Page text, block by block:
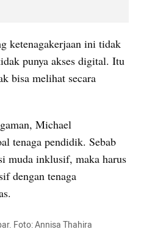
ketenagakerjaan ini tidak
punya akses digital. Itu
bisa melihat secara
Michael
tenaga pendidik. Sebab
muda inklusif, maka harus
dengan tenaga
Foto: Annisa Thahira